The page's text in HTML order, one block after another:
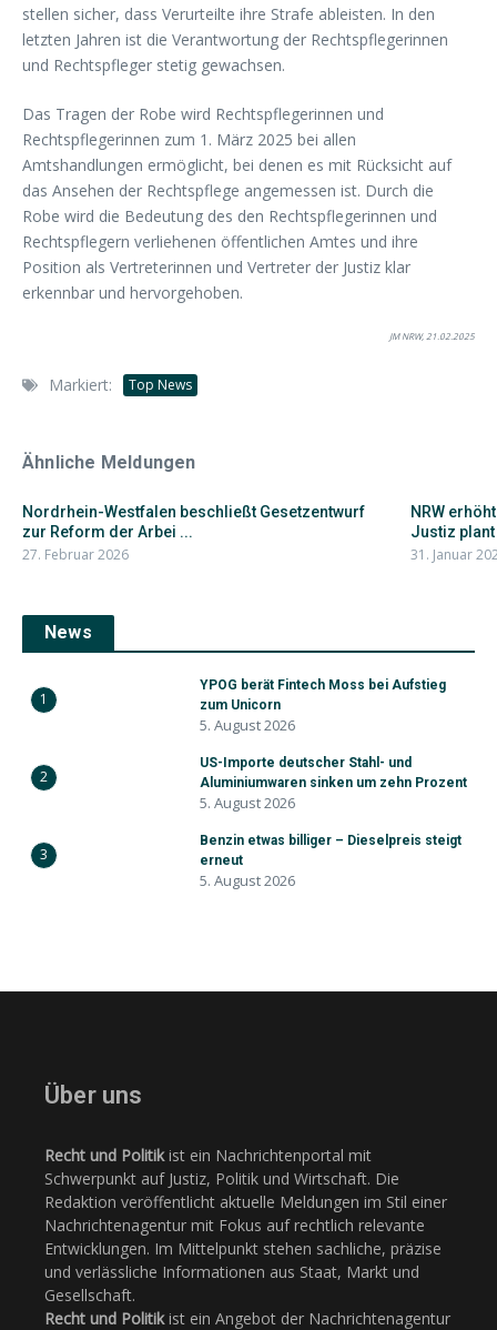
stellen sicher, dass Verurteilte ihre Strafe ableisten. In den
letzten Jahren ist die Verantwortung der Rechtspflegerinnen
und Rechtspfleger stetig gewachsen.
Das Tragen der Robe wird Rechtspflegerinnen und
Rechtspflegerinnen zum 1. März 2025 bei allen
Amtshandlungen ermöglicht, bei denen es mit Rücksicht auf
das Ansehen der Rechtspflege angemessen ist. Durch die
Robe wird die Bedeutung des den Rechtspflegerinnen und
Rechtspflegern verliehenen öffentlichen Amtes und ihre
Position als Vertreterinnen und Vertreter der Justiz klar
erkennbar und hervorgehoben.
JM NRW, 21.02.2025
Markiert: Top News
Ähnliche Meldungen
Nordrhein-Westfalen beschließt Gesetzentwurf
zur Reform der Arbei ...
27. Februar 2026
NRW
Justiz plant
31. Januar
News
1
YPOG berät Fintech Moss bei Aufstieg
zum Unicorn
5. August 2026
2
US-Importe deutscher Stahl- und
Aluminiumwaren sinken um zehn Prozent
5. August 2026
3
Benzin etwas billiger – Dieselpreis steigt
erneut
5. August 2026
Über uns
Recht und Politikist ein Nachrichtenportal mit
Schwerpunkt auf Justiz, Politik und Wirtschaft. Die
Redaktion veröffentlicht aktuelle Meldungen im Stil einer
Nachrichtenagentur mit Fokus auf rechtlich relevante
Entwicklungen. Im Mittelpunkt stehen sachliche, präzise
und verlässliche Informationen aus Staat, Markt und
Gesellschaft.
Recht und Politikist ein Angebot der Nachrichtenagentur